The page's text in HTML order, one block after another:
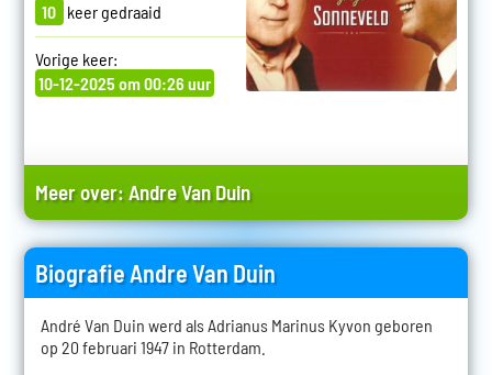
10 keer gedraaid
Vorige keer:
10-12-2025 om 00:26 uur
Meer over:Andre Van Duin
Biografie Andre Van Duin
André Van Duin werd als Adrianus Marinus Kyvon geboren
op 20 februari 1947 in Rotterdam.